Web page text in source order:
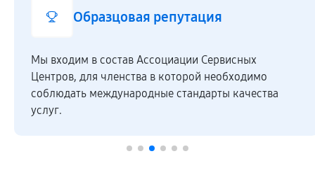
Образцовая репутация
Мы входим в состав Ассоциации Сервисных
Центров, для членства в которой необходимо
соблюдать международные стандарты качества
услуг.